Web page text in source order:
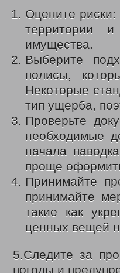
Отчеты о проделанной работе
2020 год
Нормативные документы
Политика обработки и
Противодействие коррупции
Государственные услуги
Государственное
Отдел по делам детей,
Ежемесячная выплата
Многодетным семьям
Обеспечение
Выдача удостоверений
Областной материнский
Выплаты семьям
Координационный отдел
Отдел социально-правовой
Социальный контракт
Адресная материальная
Адресная социальная
Выдача справок о
Субсидии на оплату
Работникам
Проезд отдельными
Присвоение звания
Возмещение расходов на
Оцените
территории
имущества.
Выберите
полисы,
Некоторые
тип ущерба,
Проверьте
необходимые
начала
проще
Принимайте
принимайте
такие как
ценных вещей
5.Следите за
погоды и